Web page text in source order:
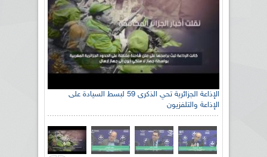
الإذاعة الجزائرية تحي الذكرى 59 لبسط السيادة على
الإذاعة والتلفزيون